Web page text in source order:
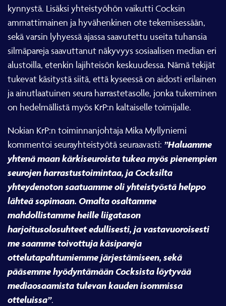
kynnystä. Lisäksi yhteistyöhön vaikutti Cocksin
ammattimainen ja hyvähenkinen ote tekemisessään,
sekä varsin lyhyessä ajassa saavutettu useita tuhansia
silmäpareja saavuttanut näkyvyys sosiaalisen median eri
alustoilla, etenkin lajihteisön keskuudessa. Nämä tekijät
tukevat käsitystä siitä, että kyseessä on aidosti erilainen
ja ainutlaatuinen seura harrastetasolle, jonka tukeminen
on hedelmällistä myös KrP:n kaltaiselle toimijalle.
Nokian KrP:n toiminnanjohtaja Mika Myllyniemi
kommentoi seurayhteistyötä seuraavasti: ”Haluamme
yhtenä maan kärkiseuroista tukea myös pienempien
seurojen harrastustoimintaa, ja Cocksilta
yhteydenoton saatuamme oli yhteistyöstä helppo
lähteä sopimaan. Omalta osaltamme
mahdollistamme heille liigatason
harjoitusolosuhteet edullisesti, ja vastavuoroisesti
me saamme toivottuja käsipareja
ottelutapahtumiemme järjestämiseen, sekä
pääsemme hyödyntämään Cocksista löytyvää
mediaosaamista tulevan kauden isommissa
otteluissa”.